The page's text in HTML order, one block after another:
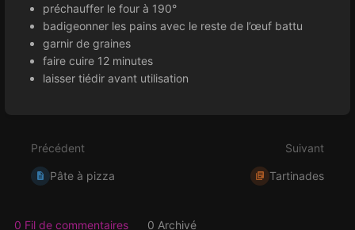
préchauffer le four à 190°
badigeonner les pains avec le reste de l’œuf battu
garnir de graines
faire cuire 12 minutes
laisser tiédir avant utilisation
de
sélection
de
Précédent
Pâte à pizza
Suivant
Tartinades
0 Fil de commentaires 0 Archivé